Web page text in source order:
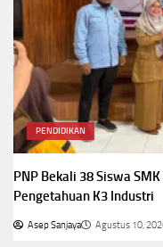
PENDIDIKAN
PNP Bekali 38 Siswa
Pengetahuan K3 Industri
Asep Sanjaya Agustus 10,